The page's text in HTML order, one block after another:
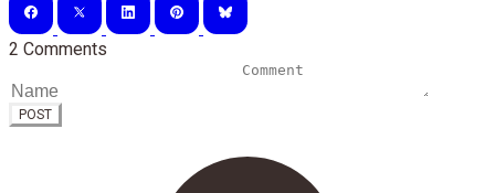
2 Comments
POST